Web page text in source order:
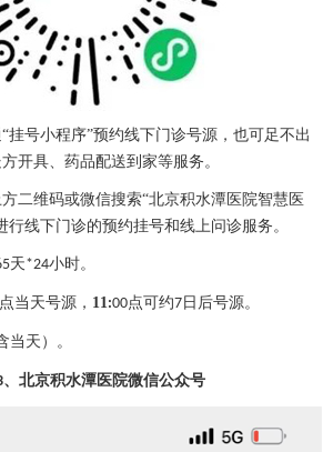
“挂号小程序”预约线下门诊号源，也可足不出
开具、药品配送到家等服务。
二维码或微信搜索“北京积水潭医院智慧医
行线下门诊的预约挂号和线上问诊服务。
天*24小时。
点当天号源， 11:00点可约7 日后号源。
当天）。
、 北京积水潭医院微信公众号